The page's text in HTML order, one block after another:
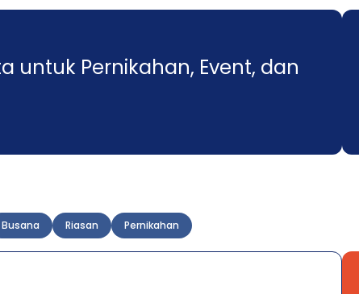
untuk Pernikahan, Event, dan
Busana Riasan Pernikahan